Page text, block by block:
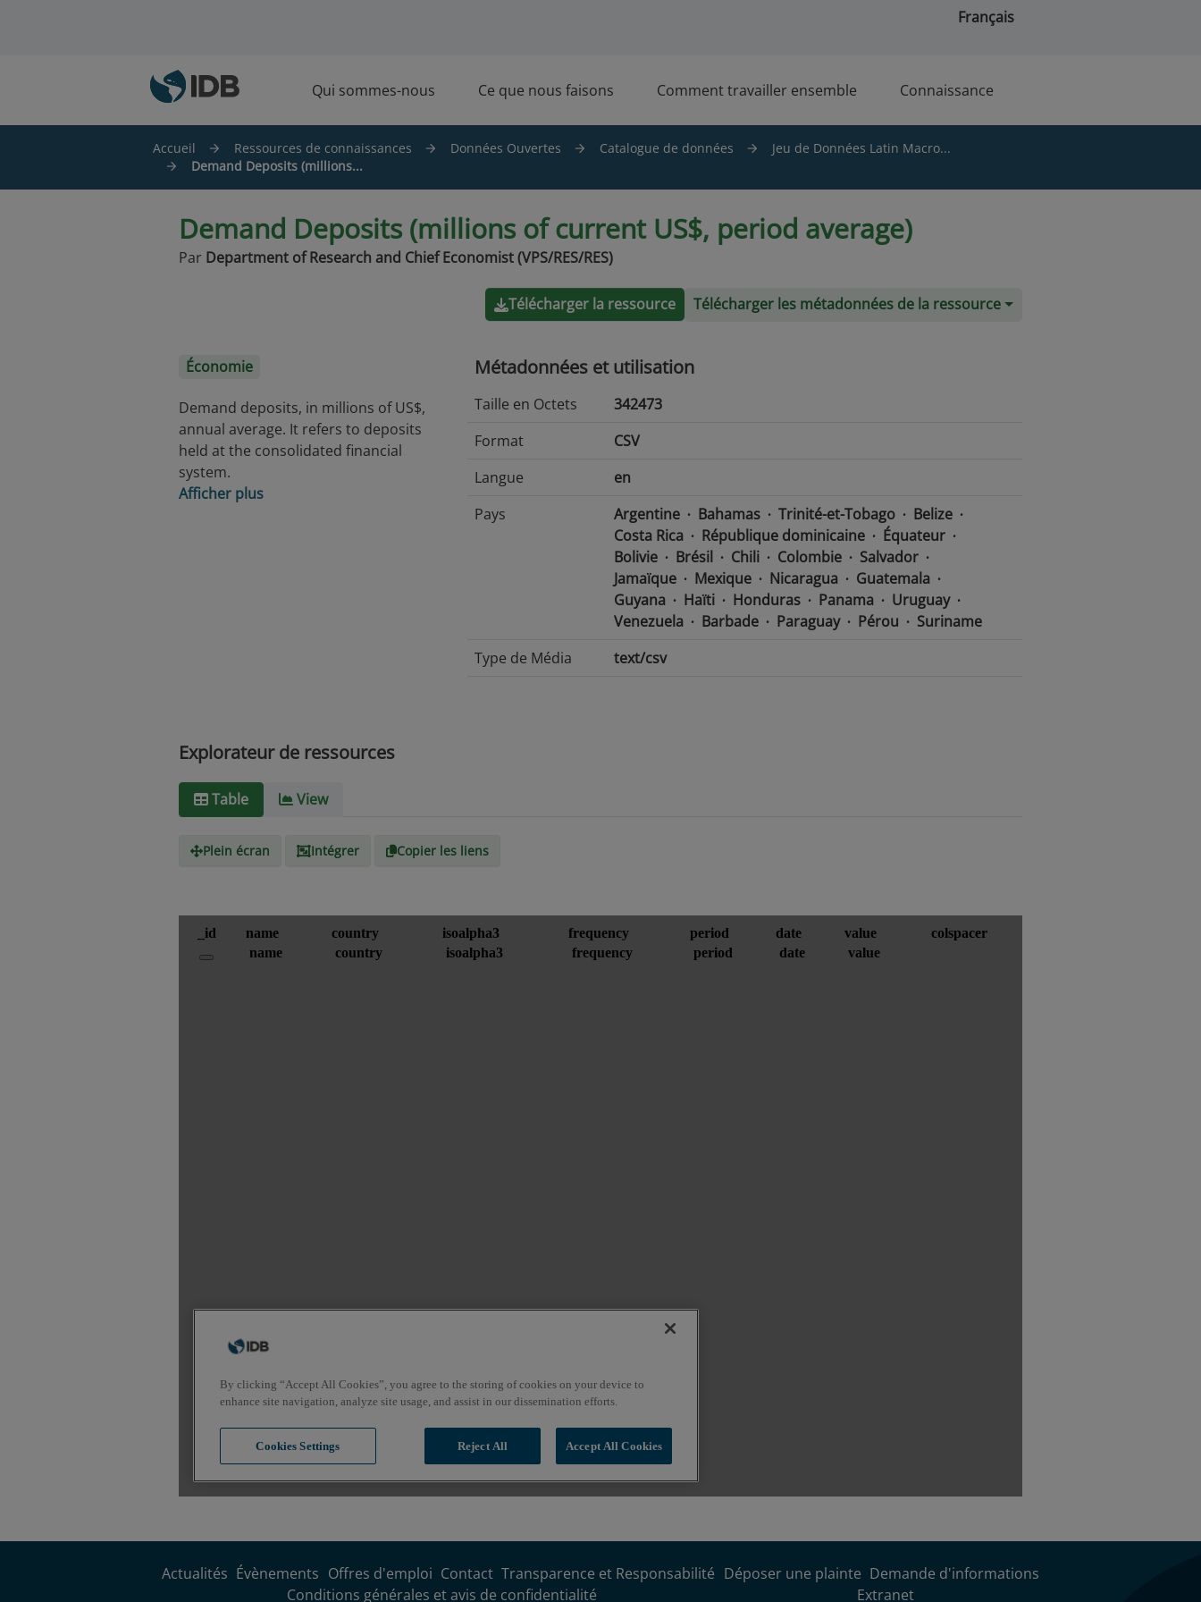
Français
Qui sommes-nous Ce que nous faisons Comment travailler ensemble Connaissance
Accueil Ressources de connaissances Données Ouvertes Catalogue de données
Jeu de Données Latin Macro...
Demand Deposits (millions...
Demand Deposits (millions of current US$, period average)
Par Department of Research and Chief Economist (VPS/RES/RES)
Télécharger la ressource Télécharger les métadonnées de la ressource
Économie
Demand deposits, in millions of US$,
annual average. It refers to deposits
held at the consolidated financial
system.
Afficher plus
Métadonnées et utilisation
Taille en Octets
342473
Format
CSV
Langue
en
Pays
Argentine Bahamas Trinité-et-Tobago
Belize
Costa Rica
République dominicaine
Équateur
Bolivie
Brésil Chili Colombie
Salvador
Jamaïque
Mexique Nicaragua
Guatemala
Guyana
Haïti Honduras Panama
Uruguay
Venezuela
Barbade Paraguay Pérou
Suriname
Type de Média
text/csv
Explorateur de ressources
Table View
Plein écran Intégrer Copier les liens
Actualités Évènements Offres d'emploi Contact Transparence et Responsabilité Déposer une plainte Demande d'informations
Conditions générales et avis de confidentialité
Extranet